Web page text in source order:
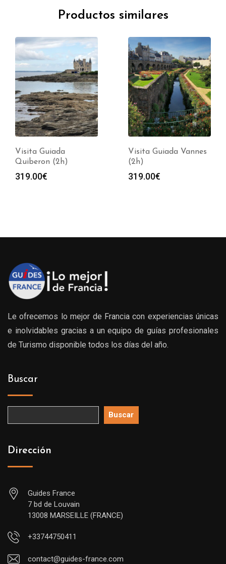
Productos similares
Visita Guiada
Quiberon (2h)
319.00€
Visita Guiada Vannes
(2h)
319.00€
Le ofrecemos lo mejor de Francia con experiencias únicas
e inolvidables gracias a un equipo de guías profesionales
de Turismo disponible todos los días del año.
Buscar
Buscar
Dirección
Guides France
7 bd de Louvain
13008 MARSEILLE (FRANCE)
+33744750411
contact@guides-france.com